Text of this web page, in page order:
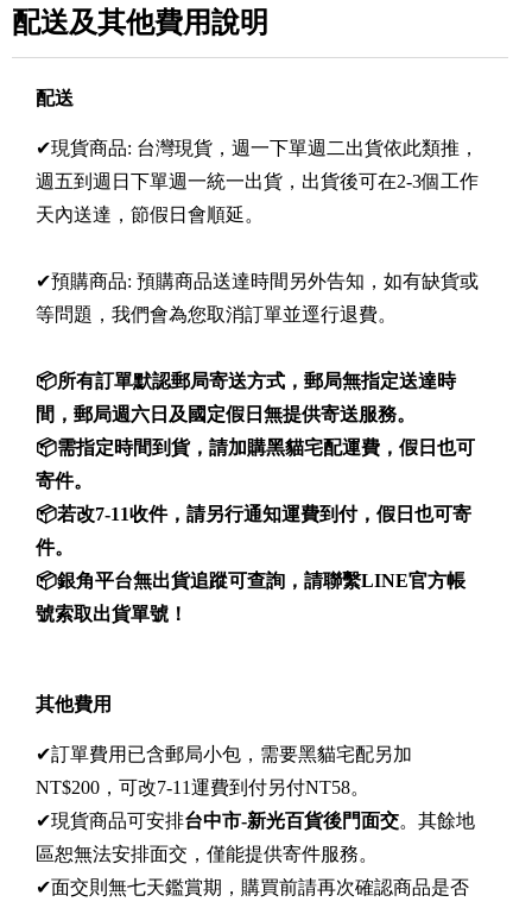
配送及其他費用說明
配送
✔現貨商品: 台灣現貨，週一下單週二出貨依此類推，
週五到週日下單週一統一出貨，出貨後可在2-3個工作
天內送達，節假日會順延。
✔預購商品: 預購商品送達時間另外告知，如有缺貨或
等問題，我們會為您取消訂單並逕行退費。
📦所有訂單默認郵局寄送方式，郵局無指定送達時
間，郵局週六日及國定假日無提供寄送服務。
📦需指定時間到貨，請加購黑貓宅配運費，假日也可
寄件。
📦若改7-11收件，請另行通知運費到付，假日也可寄
件。
📦銀角平台無出貨追蹤可查詢，請聯繫LINE官方帳
號索取出貨單號！
其他費用
✔訂單費用已含郵局小包，需要黑貓宅配另加
NT$200，可改7-11運費到付另付NT58。
✔現貨商品可安排台中市-新光百貨後門面交。其餘地
區恕無法安排面交，僅能提供寄件服務。
✔面交則無七天鑑賞期，購買前請再次確認商品是否